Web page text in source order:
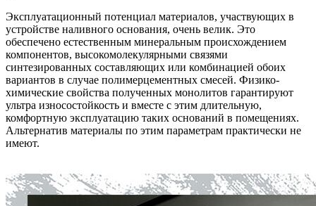
Эксплуатационный потенциал материалов, участвующих в
устройстве наливного основания, очень велик. Это
обеспечено естественным минеральным происхождением
компонентов, высокомолекулярными связями
синтезированных составляющих или комбинацией обоих
вариантов в случае полимерцементных смесей. Физико-
химические свойства полученных монолитов гарантируют
ультра износостойкость и вместе с этим длительную,
комфортную эксплуатацию таких оснований в помещениях.
Альтернатив материалы по этим параметрам практически не
имеют.